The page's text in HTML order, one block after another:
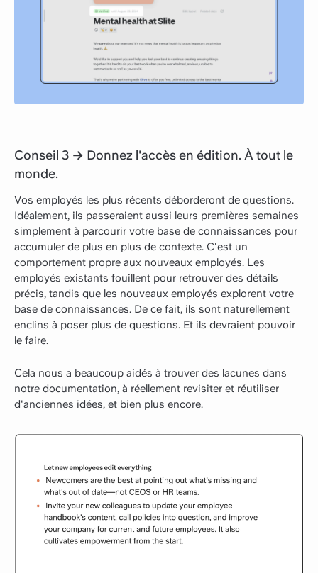
Conseil 3 → Donnez l'accès en édition. À tout le
monde.
Vos employés les plus récents déborderont de questions.
Idéalement, ils passeraient aussi leurs premières semaines
simplement à parcourir votre base de connaissances pour
accumuler de plus en plus de contexte. C'est un
comportement propre aux nouveaux employés. Les
employés existants fouillent pour retrouver des détails
précis, tandis que les nouveaux employés explorent votre
base de connaissances. De ce fait, ils sont naturellement
enclins à poser plus de questions. Et ils devraient pouvoir
le faire.
Cela nous a beaucoup aidés à trouver des lacunes dans
notre documentation, à réellement revisiter et réutiliser
d'anciennes idées, et bien plus encore.